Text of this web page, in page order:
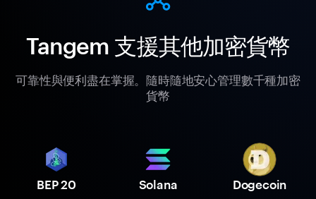
Tangem 支援其他加密貨幣
可靠性與便利盡在掌握。隨時隨地安心管理數千種加密
貨幣
BEP 20 Solana Dogecoin